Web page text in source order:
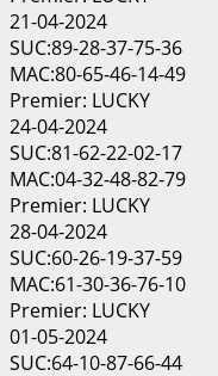
21-04-2024
SUC:89-28-37-75-36
MAC:80-65-46-14-49
Premier: LUCKY
24-04-2024
SUC:81-62-22-02-17
MAC:04-32-48-82-79
Premier: LUCKY
28-04-2024
SUC:60-26-19-37-59
MAC:61-30-36-76-10
Premier: LUCKY
01-05-2024
SUC:64-10-87-66-44